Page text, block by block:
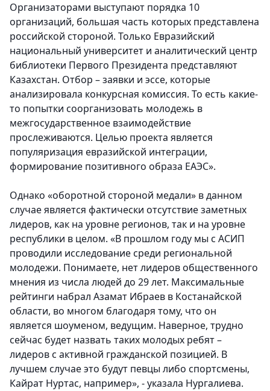
Организаторами выступают порядка 10
организаций, большая часть которых представлена
российской стороной. Только Евразийский
национальный университет и аналитический центр
библиотеки Первого Президента представляют
Казахстан. Отбор – заявки и эссе, которые
анализировала конкурсная комиссия. То есть какие-
то попытки соорганизовать молодежь в
межгосударственное взаимодействие
прослеживаются. Целью проекта является
популяризация евразийской интеграции,
формирование позитивного образа ЕАЭС».
Однако «оборотной стороной медали» в данном
случае является фактически отсутствие заметных
лидеров, как на уровне регионов, так и на уровне
республики в целом. «В прошлом году мы с АСИП
проводили исследование среди региональной
молодежи. Понимаете, нет лидеров общественного
мнения из числа людей до 29 лет. Максимальные
рейтинги набрал Азамат Ибраев в Костанайской
области, во многом благодаря тому, что он
является шоуменом, ведущим. Наверное, трудно
сейчас будет назвать таких молодых ребят –
лидеров с активной гражданской позицией. В
лучшем случае это будут певцы либо спортсмены,
Кайрат Нуртас, например», - указала Нургалиева.